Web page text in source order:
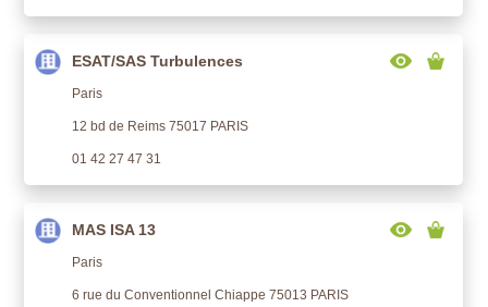
ESAT/SAS Turbulences
Paris
12 bd de Reims 75017 PARIS
01 42 27 47 31
MAS ISA 13
Paris
6 rue du Conventionnel Chiappe 75013 PARIS